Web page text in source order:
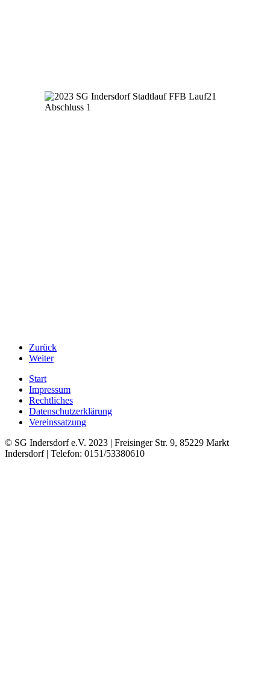
Zurück
Weiter
Start
Impressum
Rechtliches
Datenschutzerklärung
Vereinssatzung
© SG Indersdorf e.V. 2023 | Freisinger Str. 9, 85229 Markt
Indersdorf | Telefon: 0151/53380610